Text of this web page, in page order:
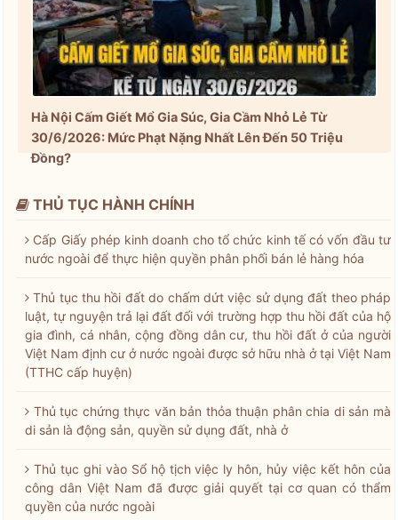
Hà Nội Cấm Giết Mổ Gia Súc, Gia Cầm Nhỏ Lẻ Từ
30/6/2026: Mức Phạt Nặng Nhất Lên Đến 50 Triệu
Đồng?
THỦ TỤC HÀNH CHÍNH
Cấp Giấy phép kinh doanh cho tổ chức kinh tế có vốn đầu tư
nước ngoài để thực hiện quyền phân phối bán lẻ hàng hóa
Thủ tục thu hồi đất do chấm dứt việc sử dụng đất theo pháp
luật, tự nguyện trả lại đất đối với trường hợp thu hồi đất của hộ
gia đình, cá nhân, cộng đồng dân cư, thu hồi đất ở của người
Việt Nam định cư ở nước ngoài được sở hữu nhà ở tại Việt Nam
(TTHC cấp huyện)
Thủ tục chứng thực văn bản thỏa thuận phân chia di sản mà
di sản là động sản, quyền sử dụng đất, nhà ở
Thủ tục ghi vào Sổ hộ tịch việc ly hôn, hủy việc kết hôn của
công dân Việt Nam đã được giải quyết tại cơ quan có thẩm
quyền của nước ngoài